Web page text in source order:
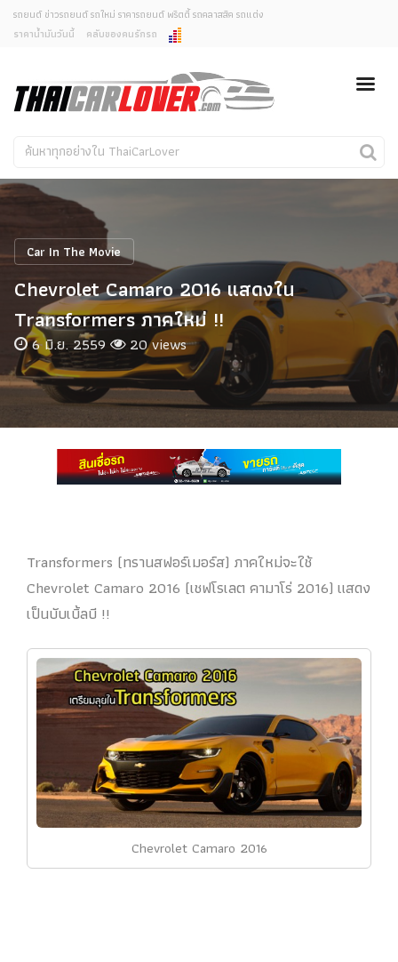
ยกเลิกการแจ้งเตือน
คุณต้องการยกเลิกการแจ้งเตือนข่าวสารเมื่อมีการอัพเดต
ใช่หรือไม่?
ไม่
รถยนต์ ข่าวรถยนต์ รถใหม่ ราคารถยนต์ พริตตี้ รถคลาสสิค รถแต่ง
ราคาน้ำมันวันนี้
คลับของคนรักรถ
รถใหม่
คนรักรถ
รถแต่ง
พริตตี้
Car In The Movie
สเปคราคา รถยนต์
Car In The Movie
Chevrolet Camaro 2016 แสดงใน
Transformers ภาคใหม่ !!
6 มิ.ย. 2559 20 views
Transformers (ทรานสฟอร์เมอร์ส) ภาคใหม่จะใช้
Chevrolet Camaro 2016 (เชฟโรเลต คามาโร่ 2016) แสดง
เป็นบับเบิ้ลบี !!
Chevrolet Camaro 2016